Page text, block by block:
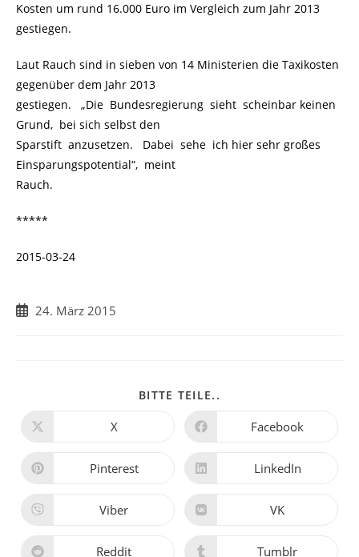
Kosten um rund 16.000 Euro im Vergleich zum Jahr 2013
gestiegen.
Laut Rauch sind in sieben von 14 Ministerien die Taxikosten
gegenüber dem Jahr 2013
gestiegen. „Die Bundesregierung sieht scheinbar keinen
Grund, bei sich selbst den
Sparstift anzusetzen. Dabei sehe ich hier sehr großes
Einsparungspotential“, meint
Rauch.
*****
2015-03-24
Beitrag24. März 2015
BITTE TEILE..
Öffnet
neuen
Fenster
X Öffnet
neuen
Fenster
Facebook
Öffnet
neuen
Fenster
Pinterest Öffnet
neuen
Fenster
LinkedIn
Öffnet
neuen
Viber Öffnet
neuen
VK
Reddit Tumblr